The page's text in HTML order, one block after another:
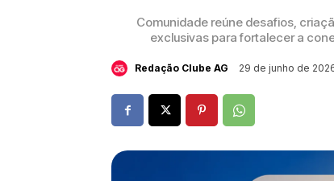
Comunidade reúne desafios,
exclusivas para fortalecer a
Redação Clube AG 29 de junho de